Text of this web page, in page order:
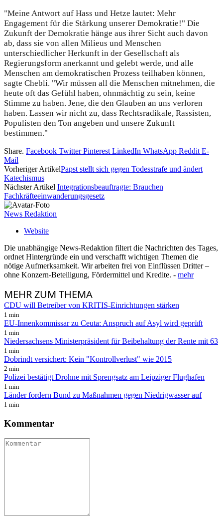
"Meine Antwort auf Hass und Hetze lautet: Mehr
Engagement für die Stärkung unserer Demokratie!" Die
Zukunft der Demokratie hänge aus ihrer Sicht auch davon
ab, dass sie von allen Milieus und Menschen
unterschiedlicher Herkunft in der Gesellschaft als
Regierungsform anerkannt und gelebt werde, und alle
Menschen am demokratischen Prozess teilhaben können,
sagte Chebli. "Wir müssen all die Menschen mitnehmen, die
heute oft das Gefühl haben, ohnmächtig zu sein, keine
Stimme zu haben. Jene, die den Glauben an uns verloren
haben. Lassen wir nicht zu, dass Rechtsradikale, Rassisten,
Populisten den Ton angeben und unsere Zukunft
bestimmen."
Share. Facebook Twitter Pinterest LinkedIn WhatsApp Reddit E-
Mail
Vorheriger ArtikelPapst stellt sich gegen Todesstrafe und ändert
Katechismus
Nächster Artikel Integrationsbeauftragte: Brauchen
Fachkräfteeinwanderungsgesetz
News Redaktion
Website
Die unabhängige News-Redaktion filtert die Nachrichten des Tages,
ordnet Hintergründe ein und verschafft wichtigen Themen die
nötige Aufmerksamkeit. Wir arbeiten frei von Einflüssen Dritter –
ohne Konzern-Beteiligung, Fördermittel und Kredite. - mehr
MEHRZUM THEMA
CDU will Betreiber von KRITIS-Einrichtungen stärken
1 min
EU-Innenkommissar zu Ceuta: Anspruch auf Asyl wird geprüft
1 min
Niedersachsens Ministerpräsident für Beibehaltung der Rente mit 63
1 min
Dobrindt versichert: Kein "Kontrollverlust" wie 2015
2 min
Polizei bestätigt Drohne mit Sprengsatz am Leipziger Flughafen
1 min
Länder fordern Bund zu Maßnahmen gegen Niedrigwasser auf
1 min
Kommentar